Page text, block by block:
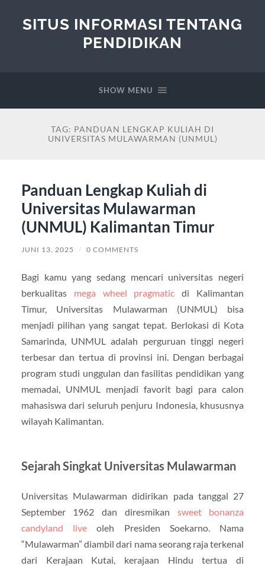
SITUS INFORMASI TENTANG
PENDIDIKAN
SHOW MENU
TAG: PANDUAN LENGKAP KULIAH DI
UNIVERSITAS MULAWARMAN (UNMUL)
Panduan Lengkap Kuliah di
Universitas Mulawarman
(UNMUL) Kalimantan Timur
JUNI 13, 2025 / 0 COMMENTS
Bagi kamu yang sedang mencari universitas negeri
berkualitas mega wheel pragmatic di Kalimantan
Timur, Universitas Mulawarman (UNMUL) bisa
menjadi pilihan yang sangat tepat. Berlokasi di Kota
Samarinda, UNMUL adalah perguruan tinggi negeri
terbesar dan tertua di provinsi ini. Dengan berbagai
program studi unggulan dan fasilitas pendidikan yang
memadai, UNMUL menjadi favorit bagi para calon
mahasiswa dari seluruh penjuru Indonesia, khususnya
wilayah Kalimantan.
Sejarah Singkat Universitas Mulawarman
Universitas Mulawarman didirikan pada tanggal 27
September 1962 dan diresmikan sweet bonanza
candyland live oleh Presiden Soekarno. Nama
“Mulawarman” diambil dari nama seorang raja terkenal
dari Kerajaan Kutai, kerajaan Hindu tertua di